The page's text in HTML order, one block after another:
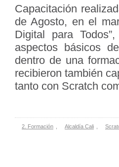
Capacitación
de Agosto, en el
Digital para
aspectos básicos
dentro de una
recibieron también
tanto con Scratch
2. Formación Alcaldía Cali